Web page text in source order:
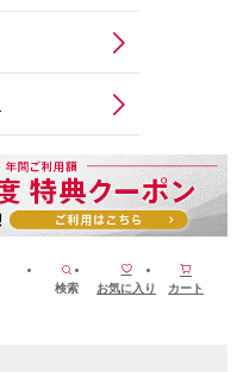
検索 お気に入り カート